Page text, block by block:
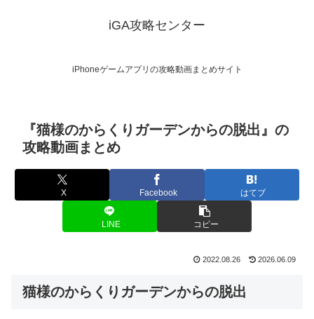
iGA攻略センター
iPhoneゲームアプリの攻略動画まとめサイト
『猫様のからくりガーデンからの脱出』の
攻略動画まとめ
X Facebook はてブ
LINE コピー
2022.08.26 2026.06.09
猫様のからくりガーデンからの脱出